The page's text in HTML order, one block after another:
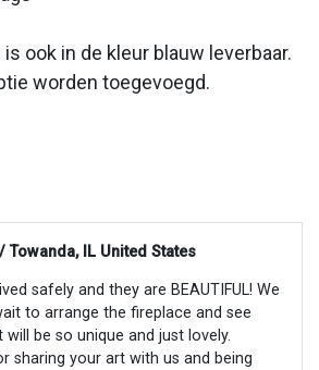
ook in de kleur blauw leverbaar.
worden toegevoegd.
Towanda, IL United States
safely and they are BEAUTIFUL! We
to arrange the fireplace and see
be so unique and just lovely.
sharing your art with us and being